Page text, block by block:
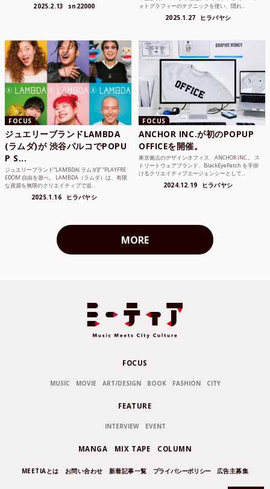
2025.2.13 sn22000
ォトグラフィーのテクニックを使い、隠れ...
2025.1.27 ヒラバヤシ
FOCUS
ジュエリーブランドLAMBDA
(ラムダ)が 渋谷パルコでPOPU
P S...
ジュエリーブランド“LAMBDA( ラムダ))” “PLAYFRE
EDOM 自由を遊べ。 LAMBDA（ラムダ）は、有限
な資源を無限のクリエイティブで追...
2025.1.16 ヒラバヤシ
FOCUS
ANCHOR INC.が初のPOPUP
OFFICEを開催。
東京拠点のデザインオフィス、ANCHOR INC.。 ス
トリートウェアブランド、BlackEyePatch を手掛
けるクリエイティブエージェンシーとして...
2024.12.19 ヒラバヤシ
MORE
FOCUS
MUSIC MOVIE ART/DESIGN BOOK FASHION CITY
FEATURE
INTERVIEW EVENT
MANGA MIX TAPE COLUMN
MEETIAとは お問い合わせ 新着記事一覧 プライバシーポリシー 広告主募集